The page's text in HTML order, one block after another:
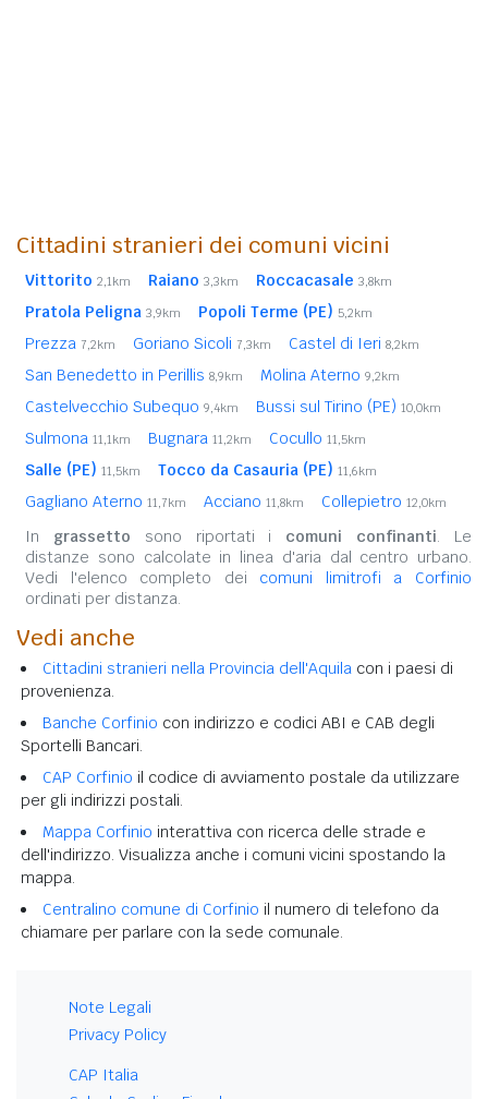
Cittadini stranieri dei comuni vicini
Vittorito 2,1km Raiano 3,3km Roccacasale 3,8km
Pratola Peligna 3,9km Popoli Terme (PE) 5,2km
Prezza 7,2km Goriano Sicoli 7,3km Castel di Ieri 8,2km
San Benedetto in Perillis 8,9km Molina Aterno 9,2km
Castelvecchio Subequo 9,4km Bussi sul Tirino (PE) 10,0km
Sulmona 11,1km Bugnara 11,2km Cocullo 11,5km
Salle (PE) 11,5km Tocco da Casauria (PE) 11,6km
Gagliano Aterno 11,7km Acciano 11,8km Collepietro 12,0km
In grassetto sono riportati i comuni confinanti. Le
distanze sono calcolate in linea d'aria dal centro urbano.
Vedi l'elenco completo dei comuni limitrofi a Corfinio
ordinati per distanza.
Vedi anche
Cittadini stranieri nella Provincia dell'Aquila con i paesi di
provenienza.
Banche Corfinio con indirizzo e codici ABI e CAB degli
Sportelli Bancari.
CAP Corfinio il codice di avviamento postale da utilizzare
per gli indirizzi postali.
Mappa Corfinio interattiva con ricerca delle strade e
dell'indirizzo. Visualizza anche i comuni vicini spostando la
mappa.
Centralino comune di Corfinio il numero di telefono da
chiamare per parlare con la sede comunale.
Note Legali
Privacy Policy
CAP Italia